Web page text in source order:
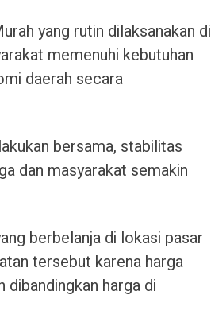
yang rutin dilaksanakan di
memenuhi kebutuhan
daerah secara
bersama, stabilitas
dan masyarakat semakin
berbelanja di lokasi pasar
tersebut karena harga
harga di